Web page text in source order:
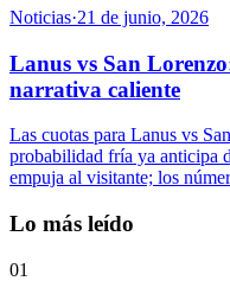
Noticias·21 de junio, 2026
Lanus vs San
narrativa caliente
Las cuotas para Lanus vs
probabilidad fría ya anticipa
empuja al visitante; los
Lo más leído
01